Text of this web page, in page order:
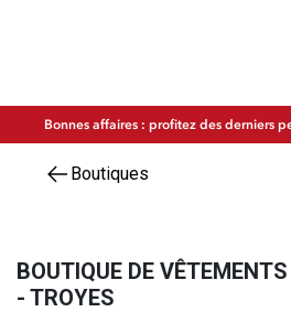
Bonnes affaires : profitez des derniers
Boutiques
BOUTIQUE DE
- TROYES